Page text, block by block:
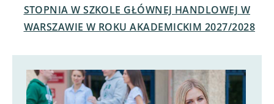
STOPNIA W SZKOLE GŁÓWNEJ HANDLOWEJ W
WARSZAWIE W ROKU AKADEMICKIM 2027/2028